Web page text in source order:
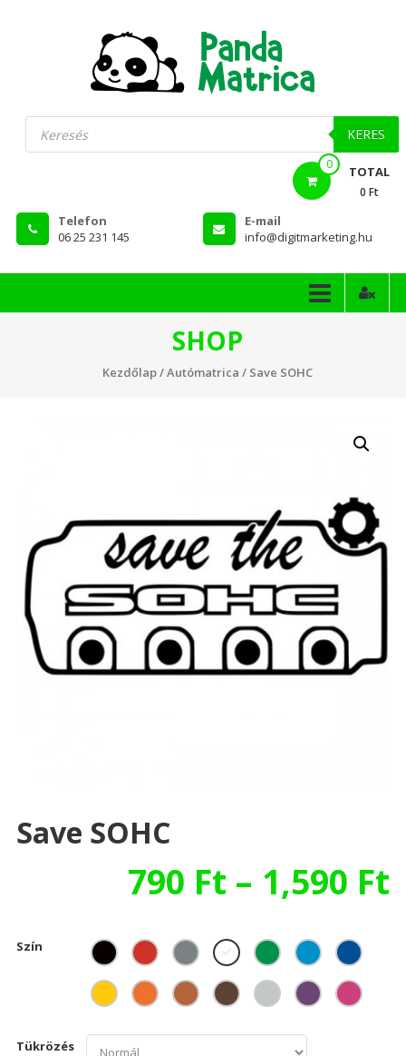
PandaMatrica
falmatrica
Products
search KERES
0 TOTAL
0 Ft
Telefon
06 25 231 145
E-mail
info@digitmarketing.hu
SHOP
Kezdőlap/Autómatrica / Save SOHC
Save SOHC
790 Ft – 1,590 Ft
Szín
Tükrözés